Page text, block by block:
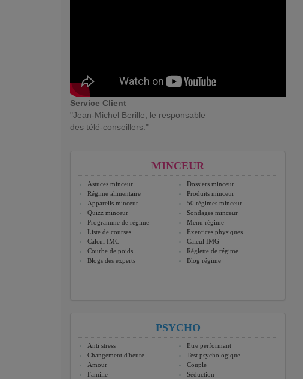
Service Client
"Jean-Michel Berille, le responsable
des télé-conseillers."
MINCEUR
Astuces minceur
Dossiers minceur
Régime alimentaire
Produits minceur
Appareils minceur
50 régimes minceur
Quizz minceur
Sondages minceur
Programme de régime
Menu régime
Liste de courses
Exercices physiques
Calcul IMC
Calcul IMG
Courbe de poids
Réglette de régime
Blogs des experts
Blog régime
PSYCHO
Anti stress
Etre performant
Changement d'heure
Test psychologique
Amour
Couple
Famille
Séduction